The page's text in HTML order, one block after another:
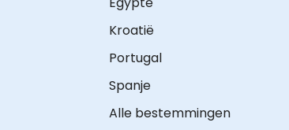
Kroatië
Portugal
Spanje
Alle bestemmingen